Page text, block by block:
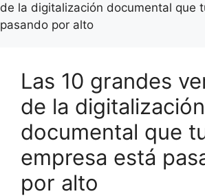
de la digitalización documental que
pasando por alto
Las 10 grandes
de la digitalización
documental que
empresa está
por alto